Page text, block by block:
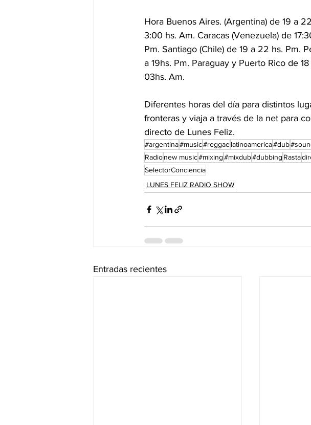
Hora Buenos Aires. (Argentina) de 19 a
3:00 hs. Am. Caracas (Venezuela) de
Pm. Santiago (Chile) de 19 a 22 hs. Pm.
a 19hs. Pm. Paraguay y Puerto Rico de
03hs. Am.
Diferentes horas del día para distintos
fronteras y viaja a través de la net para
directo de Lunes Feliz.
#argentina#music#reggaelatinoamerica#dub
Radionew music#mixing#mixdub#dubbing Rasta
SelectorConciencia
LUNES FELIZ RADIO SHOW
Entradas recientes